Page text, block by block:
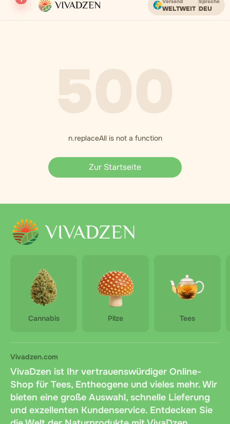
Kostenloser Versand ab einem Bestellwert von USD.
WELTWEIT DEU
n.replaceAll is not a function
Zur Startseite
Cannabis Pilze Tees
Vivadzen.com
VivaDzen ist Ihr vertrauenswürdiger Online-
Shop für Tees, Entheogene und vieles mehr. Wir
bieten eine große Auswahl, schnelle Lieferung
und exzellenten Kundenservice. Entdecken Sie